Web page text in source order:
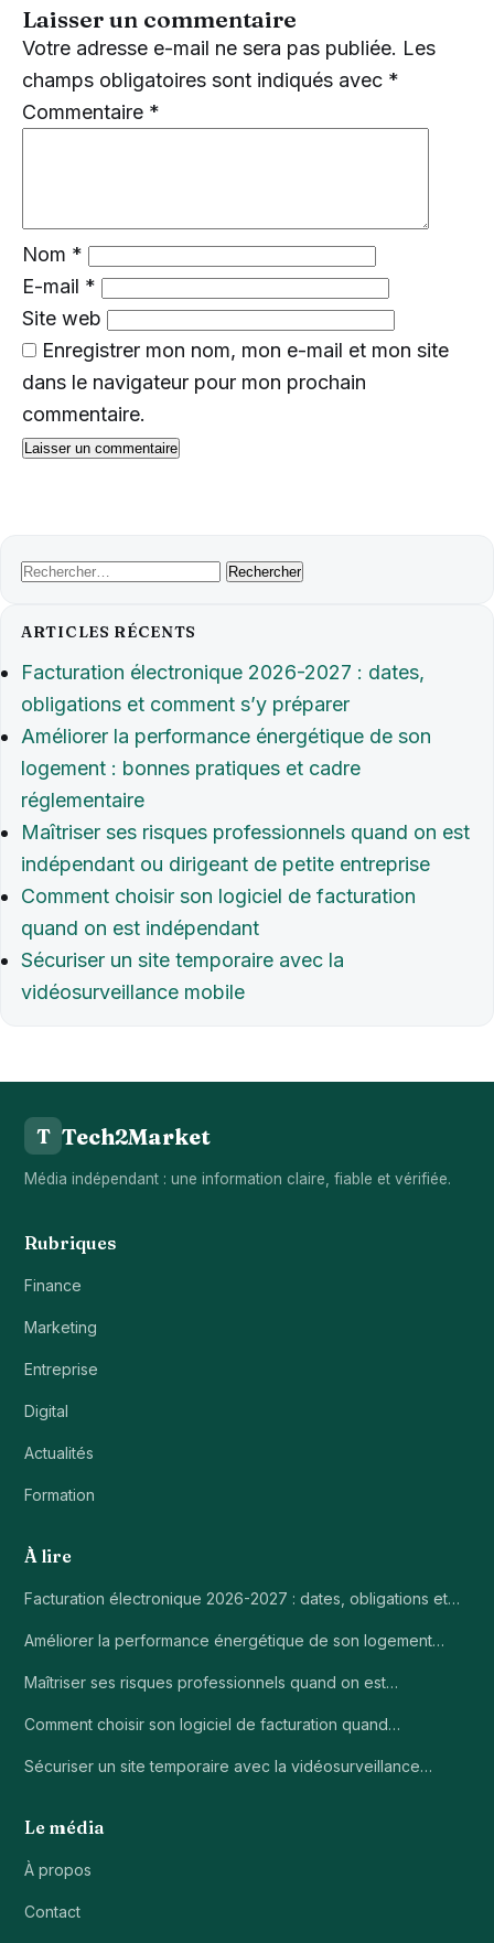
Laisser un commentaire
Votre adresse e-mail ne sera pas publiée. Les
champs obligatoires sont indiqués avec *
Commentaire *
Nom *
E-mail *
Site web
Enregistrer mon nom, mon e-mail et mon site
dans le navigateur pour mon prochain
commentaire.
Rechercher :
ARTICLES RÉCENTS
Facturation électronique 2026-2027 : dates,
obligations et comment s’y préparer
Améliorer la performance énergétique de son
logement : bonnes pratiques et cadre
réglementaire
Maîtriser ses risques professionnels quand on est
indépendant ou dirigeant de petite entreprise
Comment choisir son logiciel de facturation
quand on est indépendant
Sécuriser un site temporaire avec la
vidéosurveillance mobile
T Tech2Market
Média indépendant : une information claire, fiable et vérifiée.
Rubriques
Finance
Marketing
Entreprise
Digital
Actualités
Formation
À lire
Facturation électronique 2026-2027 : dates, obligations et…
Améliorer la performance énergétique de son logement…
Maîtriser ses risques professionnels quand on est…
Comment choisir son logiciel de facturation quand…
Sécuriser un site temporaire avec la vidéosurveillance…
Le média
À propos
Contact